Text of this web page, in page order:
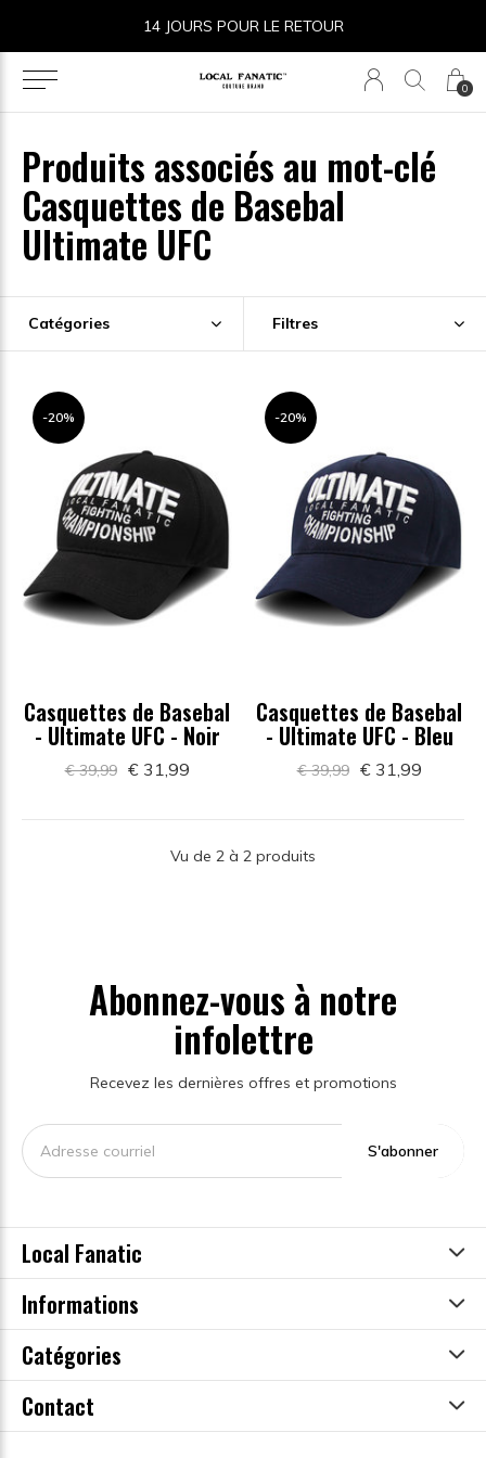
0
14 JOURS POUR LE RETOUR
Produits associés au mot-clé
Casquettes de Basebal
Ultimate UFC
Catégories Filtres
-20%
Casquettes de Basebal
- Ultimate UFC - Noir
€ 39,99 € 31,99
-20%
Casquettes de Basebal
- Ultimate UFC - Bleu
€ 39,99 € 31,99
Vu de 2 à 2 produits
Abonnez-vous à notre
infolettre
Recevez les dernières offres et promotions
S'abonner
Local Fanatic
Informations
Catégories
Contact